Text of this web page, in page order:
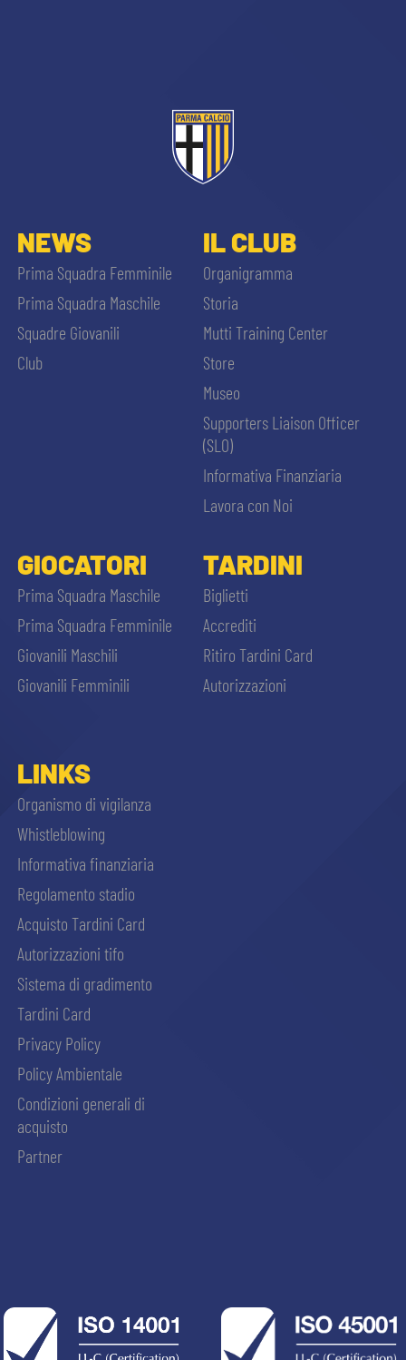
NEWS
Prima Squadra Femminile
Prima Squadra Maschile
Squadre Giovanili
Club
IL CLUB
Organigramma
Storia
Mutti Training Center
Store
Museo
Supporters Liaison Officer
(SLO)
Informativa Finanziaria
Lavora con Noi
GIOCATORI
Prima Squadra Maschile
Prima Squadra Femminile
Giovanili Maschili
Giovanili Femminili
TARDINI
Biglietti
Accrediti
Ritiro Tardini Card
Autorizzazioni
LINKS
Organismo di vigilanza
Whistleblowing
Informativa finanziaria
Regolamento stadio
Acquisto Tardini Card
Autorizzazioni tifo
Sistema di gradimento
Tardini Card
Privacy Policy
Policy Ambientale
Condizioni generali di
acquisto
Partner